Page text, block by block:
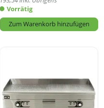
Vorrätig
Zum Warenkorb hinzufügen